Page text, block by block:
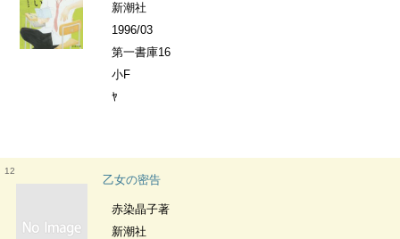
新潮社
1996/03
第一書庫16
小F
ﾔ
12
乙女の密告
赤染晶子著
新潮社